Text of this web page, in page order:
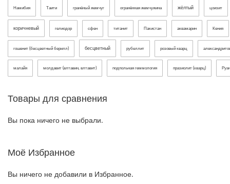
Намибия Таити гранёный жемчуг огранённая жемчужина жёлтый цоизит
коричневый гелиодор сфен титанит Пакистан аквамарин Кения
гошенит (бесцветный берилл) бесцветный рубеллит розовый кварц
малайя молдавит (влтавин, влтавит) подпольная геммология празиолит (кварц)
Товары для сравнения
Вы пока ничего не выбрали.
Моё Избранное
Вы ничего не добавили в Избранное.